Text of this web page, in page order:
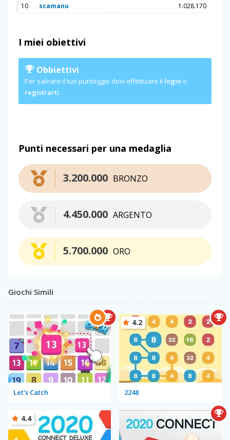
10
scamanu 1.028.170
I miei obiettivi
Obbiettivi
Per salvare il tuo punteggio devi effettuare il login o
registrarti.
Punti necessari per una medaglia
BRONZO
3.200.000
ARGENTO
4.450.000
ORO
5.700.000
Giochi Simili
Let's Catch 2248
4.2
4.4